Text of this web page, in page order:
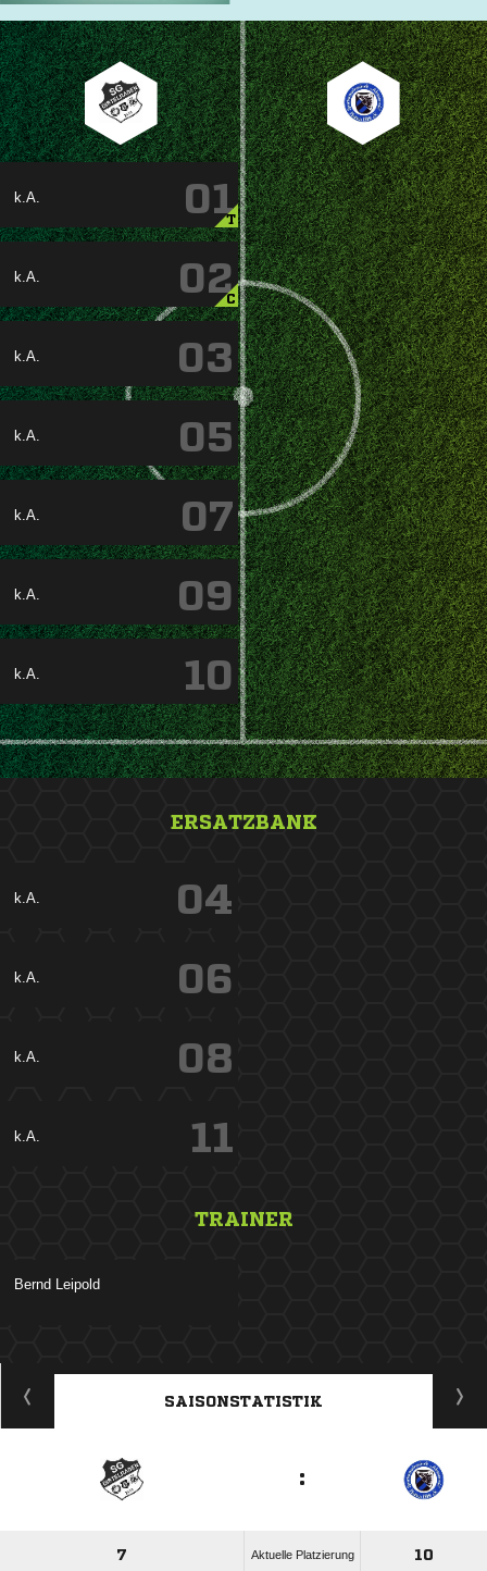
k.A. 01
T
k.A. 02
C
k.A. 03
k.A. 05
k.A. 07
k.A. 09
k.A. 10
ERSATZBANK
k.A. 04
k.A. 06
k.A. 08
k.A. 11
TRAINER
 
ANZEIGE
SAISONSTATISTIK
:
7 Aktuelle Platzierung 10